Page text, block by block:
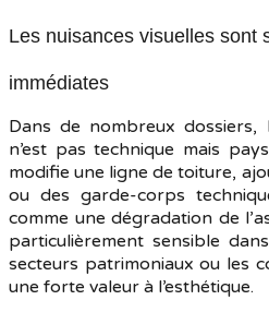
Les nuisances visuelles sont
immédiates
Dans de nombreux
n’est pas technique mais
modifie une ligne de toiture,
ou des garde-corps
comme une dégradation de
particulièrement sensible
secteurs patrimoniaux ou les
une forte valeur à l’esthétique.